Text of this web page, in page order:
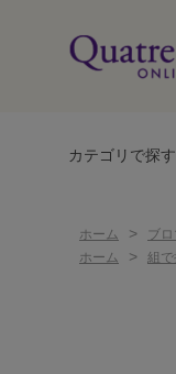
カテゴリで探す
ホーム > ブ
ホーム
> 組で